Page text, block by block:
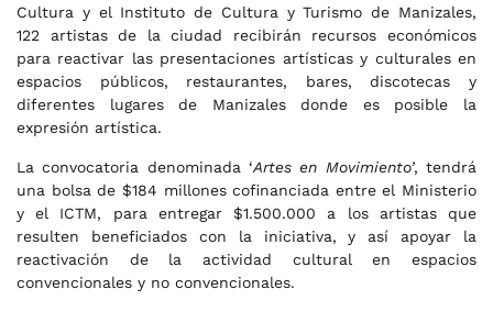
Cultura y el Instituto de Cultura y Turismo de Manizales,
122 artistas de la ciudad recibirán recursos económicos
para reactivar las presentaciones artísticas y culturales en
espacios públicos, restaurantes, bares, discotecas y
diferentes lugares de Manizales donde es posible la
expresión artística.
La convocatoria denominada ‘Artes en Movimiento’, tendrá
una bolsa de $184 millones cofinanciada entre el Ministerio
y el ICTM, para entregar $1.500.000 a los artistas que
resulten beneficiados con la iniciativa, y así apoyar la
reactivación de la actividad cultural en espacios
convencionales y no convencionales.